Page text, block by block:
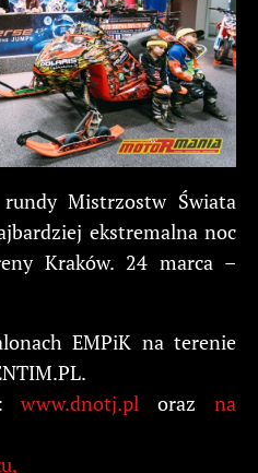
Mistrzostw Świata
ekstremalna noc
Kraków. 24 marca –
EMPiK na terenie
www.dnotj.pl orazna